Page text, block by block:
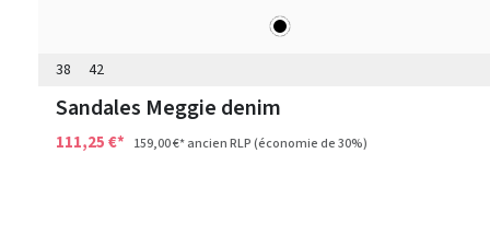
noir
38 42
Sandales Meggie denim
111,25 €* 159,00 €*ancien RLP(économie de 30%)